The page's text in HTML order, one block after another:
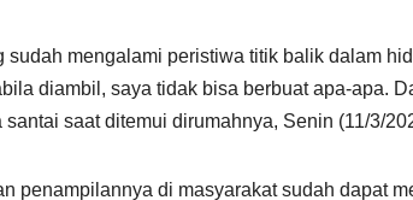
sudah mengalami peristiwa titik balik dalam
diambil, saya tidak bisa berbuat apa-apa.
santai saat ditemui dirumahnya, Senin (11/3/
penampilannya di masyarakat sudah dapat